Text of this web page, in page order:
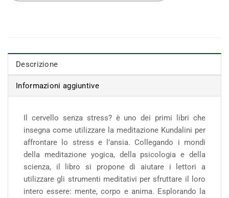
Descrizione
Informazioni aggiuntive
Il cervello senza stress? è uno dei primi libri che
insegna come utilizzare la meditazione Kundalini per
affrontare lo stress e l’ansia. Collegando i mondi
della meditazione yogica, della psicologia e della
scienza, il libro si propone di aiutare i lettori a
utilizzare gli strumenti meditativi per sfruttare il loro
intero essere: mente, corpo e anima. Esplorando la